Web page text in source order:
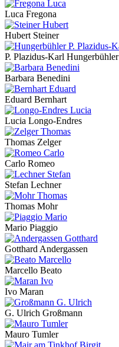
Luca Fregona
Hubert Steiner
P. Plazidus-Karl Hungerbühler
Barbara Benedini
Eduard Bernhart
Lucia Longo-Endres
Thomas Zelger
Carlo Romeo
Stefan Lechner
Thomas Mohr
Mario Piaggio
Gotthard Andergassen
Marcello Beato
Ivo Maran
G. Ulrich Großmann
Mauro Tumler